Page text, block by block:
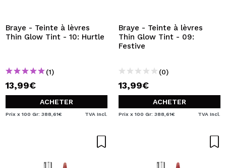
En créant un compte sur Maquibeauty.fr vous pourrez
effectuer vos achats rapidement, vérifier l'état de vos
commandes et consulter vos opérations précédentes.
Braye - Teinte à lèvres
Thin Glow Tint - 10: Hurtle
(1)
13,99€
ACHETER
Prix x 100 Gr: 388,61€ TVA Incl.
Braye - Teinte à lèvres
Thin Glow Tint - 09:
Festive
(0)
13,99€
ACHETER
Prix x 100 Gr: 388,61€ TVA Incl.